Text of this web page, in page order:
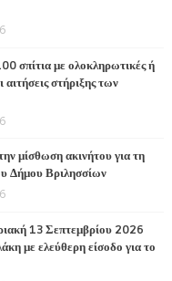
σπίτια με ολοκληρωτικές ή
στήριξης των
μίσθωση ακινήτου για τη
Δήμου Βριλησσίων
13 Σεπτεμβρίου 2026
με ελεύθερη είσοδο για το